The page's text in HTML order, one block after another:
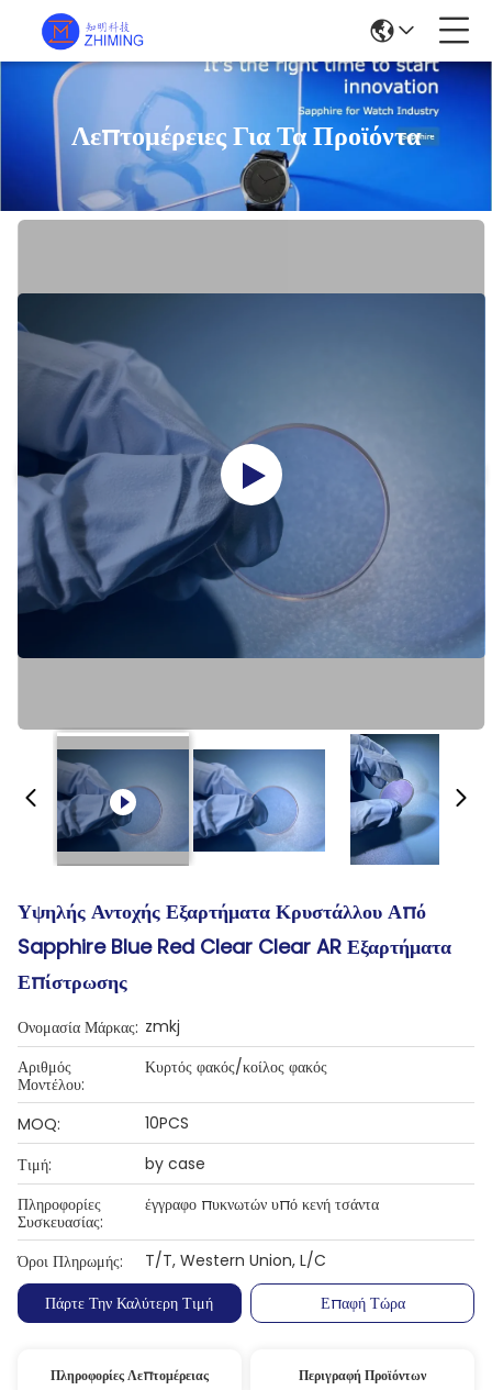
Λεπτομέρειες Για Τα Προϊόντα
Υψηλής Αντοχής Εξαρτήματα Κρυστάλλου Από
Sapphire Blue Red Clear Clear AR Εξαρτήματα
Επίστρωσης
Ονομασία Μάρκας: zmkj
Αριθμός
Μοντέλου:
Κυρτός φακός/κοίλος φακός
MOQ:
10PCS
Τιμή:
by case
Πληροφορίες
Συσκευασίας:
έγγραφο πυκνωτών υπό κενή τσάντα
Όροι Πληρωμής:
T/T, Western Union, L/C
Πάρτε Την Καλύτερη Τιμή
Επαφή Τώρα
Πληροφορίες Λεπτομέρειας Περιγραφή Προϊόντων